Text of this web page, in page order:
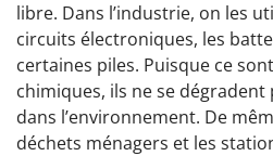
libre. Dans l’industrie, on les
circuits électroniques, les
certaines piles. Puisque ce
chimiques, ils ne se dégradent
dans l’environnement. De
déchets ménagers et les